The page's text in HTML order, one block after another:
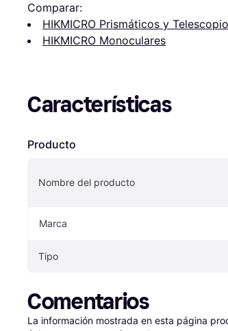
Comparar:
HIKMICRO Prismáticos y
HIKMICRO Monoculares
Características
Producto
Nombre del producto
Marca
Tipo
Comentarios
La información mostrada en esta página